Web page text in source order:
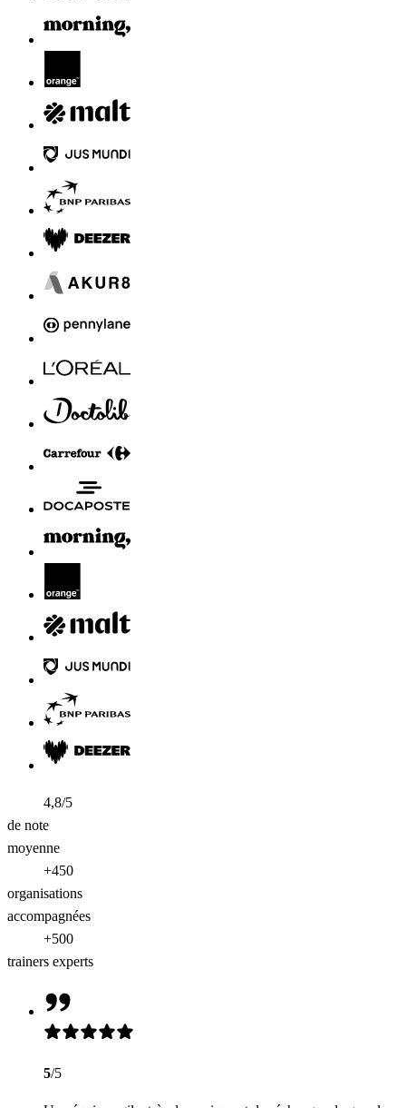
4,8/5
de note
moyenne
+450
organisations
accompagnées
+500
trainers experts
5/5